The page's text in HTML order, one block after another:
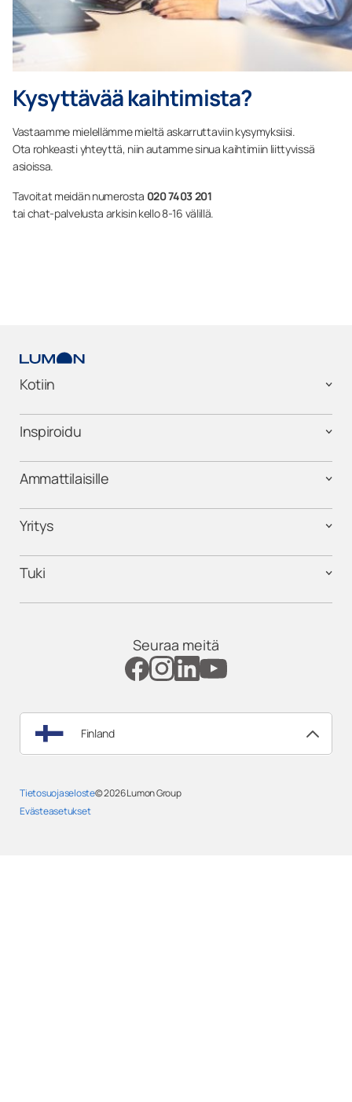
Kysyttävää kaihtimista?
Vastaamme mielellämme mieltä askarruttaviin kysymyksiisi.
Ota rohkeasti yhteyttä, niin autamme sinua kaihtimiin liittyvissä
asioissa.
Tavoitat meidän numerosta 020 7403 201
tai chat-palvelusta arkisin kello 8-16 välillä.
Kotiin
Inspiroidu
Ammattilaisille
Yritys
Tuki
Seuraa meitä
Finland
Tietosuojaseloste
Evästeasetukset
© 2026Lumon Group